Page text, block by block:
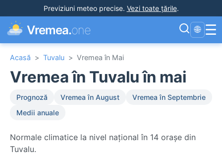
Previziuni meteo precise. Vezi toate țările.
Vremea.one 🌐 ☰
Acasă > Tuvalu > Vremea în Mai
Vremea în Tuvalu în mai
Prognoză Vremea în August
Vremea în Septembrie
Medii anuale
Normale climatice la nivel național în 14 orașe din
Tuvalu.